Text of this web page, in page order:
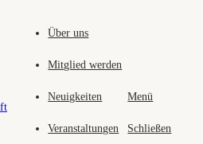
Über uns
Mitglied werden
Neuigkeiten
Veranstaltungen
Menü
Schließen